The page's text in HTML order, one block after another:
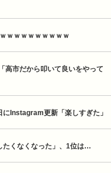
ｗｗｗｗｗｗｗｗｗ
高市だから叩いて良いをやって
にInstagram更新「楽しすぎた」
たくなくなった」、1位は…